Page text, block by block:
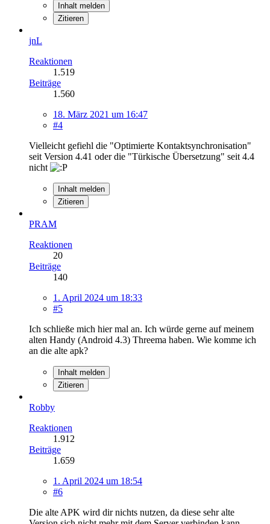
Inhalt melden
Zitieren
jnL
Reaktionen
1.519
Beiträge
1.560
18. März 2021 um 16:47
#4
Vielleicht gefiehl die "Optimierte Kontaktsynchronisation"
seit Version 4.41 oder die "Türkische Übersetzung" seit 4.4
nicht
Inhalt melden
Zitieren
PRAM
Reaktionen
20
Beiträge
140
1. April 2024 um 18:33
#5
Ich schließe mich hier mal an. Ich würde gerne auf meinem
alten Handy (Android 4.3) Threema haben. Wie komme ich
an die alte apk?
Inhalt melden
Zitieren
Robby
Reaktionen
1.912
Beiträge
1.659
1. April 2024 um 18:54
#6
Die alte APK wird dir nichts nutzen, da diese sehr alte